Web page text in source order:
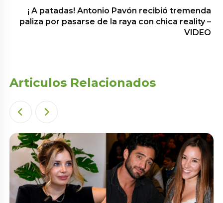
¡ A patadas! Antonio Pavón recibió tremenda
paliza por pasarse de la raya con chica reality –
VIDEO
Articulos Relacionados